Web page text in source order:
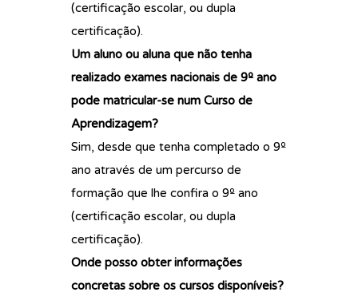
(certificação escolar, ou dupla
certificação).
Um aluno ou aluna que não tenha
realizado exames nacionais de 9º ano
pode matricular-se num Curso de
Aprendizagem?
Sim, desde que tenha completado o 9º
ano através de um percurso de
formação que lhe confira o 9º ano
(certificação escolar, ou dupla
certificação).
Onde posso obter informações
concretas sobre os cursos disponíveis?